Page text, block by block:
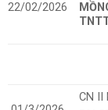
22/02/2026
CN II